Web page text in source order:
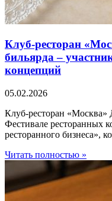
Клуб-ресторан
бильярда –
концепций
05.02.2026
Клуб-ресторан «Москва»
Фестивале ресторанных
ресторанного бизнеса»,
Читать полностью »